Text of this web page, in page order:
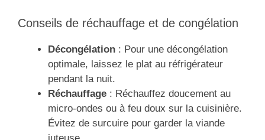
Conseils de réchauffage et de congélation
Décongélation : Pour une décongélation
optimale, laissez le plat au réfrigérateur
pendant la nuit.
Réchauffage : Réchauffez doucement au
micro-ondes ou à feu doux sur la cuisinière.
Évitez de surcuire pour garder la viande